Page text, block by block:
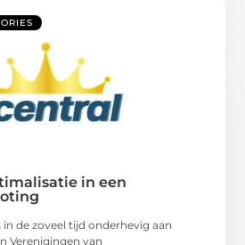
in een
de zoveel tijd onderhevig aan
Verenigingen van